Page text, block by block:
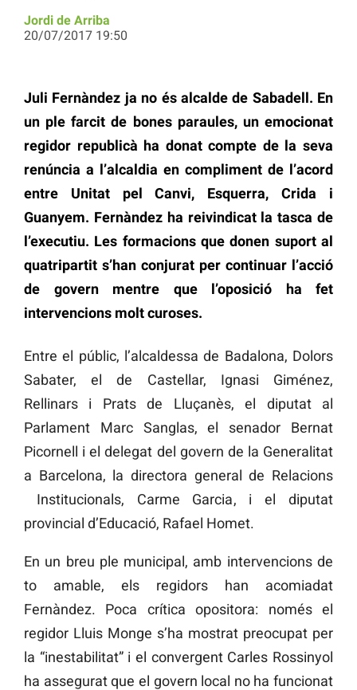
Jordi de Arriba
20/07/2017 19:50
Juli Fernàndez ja no és alcalde de Sabadell. En
un ple farcit de bones paraules, un emocionat
regidor republicà ha donat compte de la seva
renúncia a l’alcaldia en compliment de l’acord
entre Unitat pel Canvi, Esquerra, Crida i
Guanyem. Fernàndez ha reivindicat la tasca de
l’executiu. Les formacions que donen suport al
quatripartit s’han conjurat per continuar l’acció
de govern mentre que l’oposició ha fet
intervencions molt curoses.
Entre el públic, l’alcaldessa de Badalona, Dolors
Sabater, el de Castellar, Ignasi Giménez,
Rellinars i Prats de Lluçanès, el diputat al
Parlament Marc Sanglas, el senador Bernat
Picornell i el delegat del govern de la Generalitat
a Barcelona, la directora general de Relacions
Institucionals, Carme Garcia, i el diputat
provincial d’Educació, Rafael Homet.
En un breu ple municipal, amb intervencions de
to amable, els regidors han acomiadat
Fernàndez. Poca crítica opositora: només el
regidor Lluis Monge s’ha mostrat preocupat per
la “inestabilitat” i el convergent Carles Rossinyol
ha assegurat que el govern local no ha funcionat